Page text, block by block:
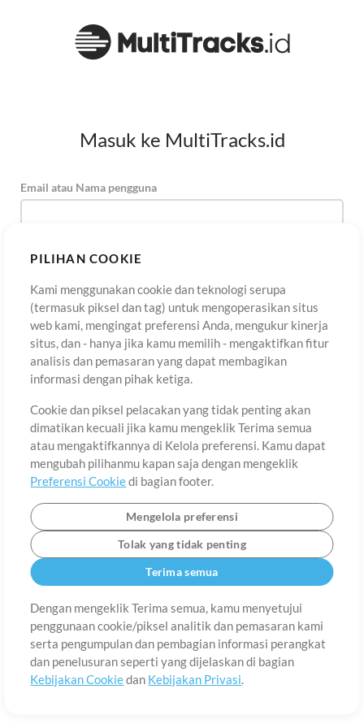
PILIHAN COOKIE
Kami menggunakan cookie dan teknologi serupa
(termasuk piksel dan tag) untuk mengoperasikan situs
web kami, mengingat preferensi Anda, mengukur kinerja
situs, dan - hanya jika kamu memilih - mengaktifkan fitur
analisis dan pemasaran yang dapat membagikan
informasi dengan pihak ketiga.
Cookie dan piksel pelacakan yang tidak penting akan
dimatikan kecuali jika kamu mengeklik Terima semua
atau mengaktifkannya di Kelola preferensi. Kamu dapat
mengubah pilihanmu kapan saja dengan mengeklik
Preferensi Cookiedi bagian footer.
Mengelola preferensi
Tolak yang tidak penting
Terima semua
Dengan mengeklik Terima semua, kamu menyetujui
penggunaan cookie/piksel analitik dan pemasaran kami
serta pengumpulan dan pembagian informasi perangkat
dan penelusuran seperti yang dijelaskan di bagian
Kebijakan Cookiedan Kebijakan Privasi.
Masuk ke MultiTracks.id
Email atau Nama pengguna
DaftarLupa Kata Sandi? Masuk
Tentang Ketentuan Penggunaan Kebijakan Privasi
©2006-2026 oleh MultiTracks.com LLC. Semua Hak Cipta Dilindungi
Undang-Undang.